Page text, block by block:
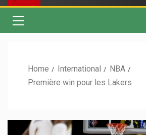
Home International
NBA
Première win pour les Lakers